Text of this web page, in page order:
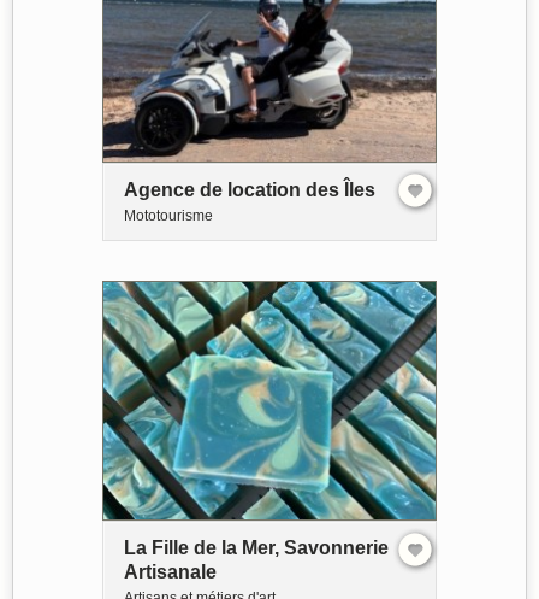
Agence de location des Îles
Mototourisme
La Fille de la Mer, Savonnerie
Artisanale